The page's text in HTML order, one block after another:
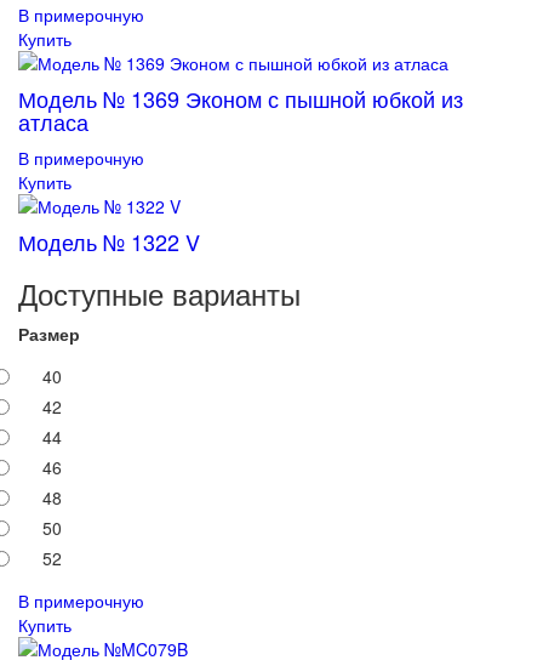
В примерочную
Купить
Модель № 1369 Эконом с пышной юбкой из
атласа
В примерочную
Купить
Модель № 1322 V
Доступные варианты
Размер
40
42
44
46
48
50
52
В примерочную
Купить